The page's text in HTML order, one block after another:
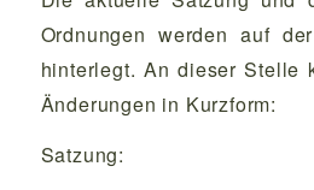
Ordnungen werden auf
hinterlegt. An dieser Stelle
Änderungen in Kurzform:
Satzung: